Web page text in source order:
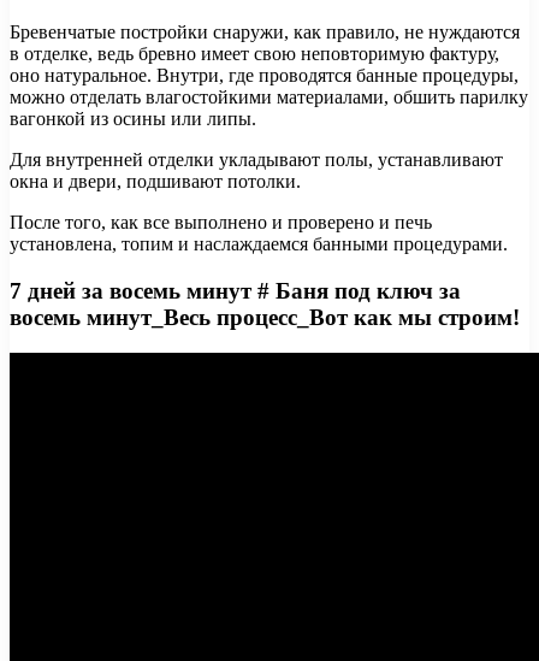
Бревенчатые постройки снаружи, как правило, не нуждаются
в отделке, ведь бревно имеет свою неповторимую фактуру,
оно натуральное. Внутри, где проводятся банные процедуры,
можно отделать влагостойкими материалами, обшить парилку
вагонкой из осины или липы.
Для внутренней отделки укладывают полы, устанавливают
окна и двери, подшивают потолки.
После того, как все выполнено и проверено и печь
установлена, топим и наслаждаемся банными процедурами.
7 дней за восемь минут # Баня под ключ за
восемь минут_Весь процесс_Вот как мы строим!